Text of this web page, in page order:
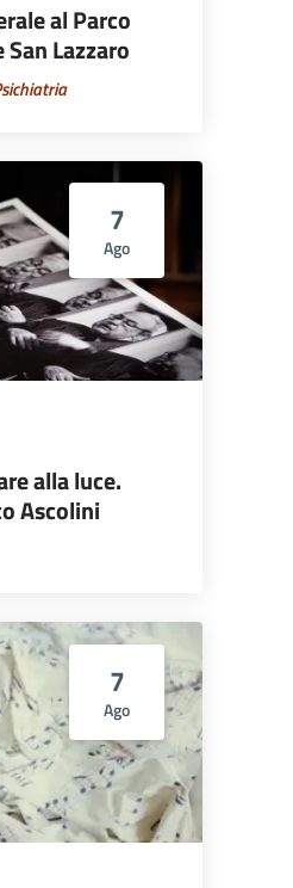
al Parco
San Lazzaro
7
Ago
alla luce.
Ascolini
7
Ago